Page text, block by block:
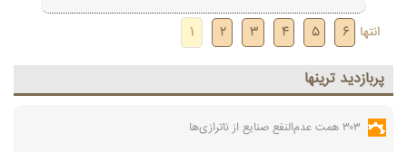
انتها 1 2 3 4 5 6
پربازديد ترينها
۳۰۳ همت عدم‌النفع صنایع از ناترازی‌ها